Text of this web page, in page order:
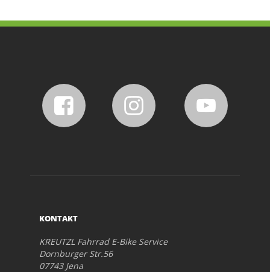
KONTAKT
KREUTZL Fahrrad E-Bike Service
Dornburger Str.56
07743 Jena